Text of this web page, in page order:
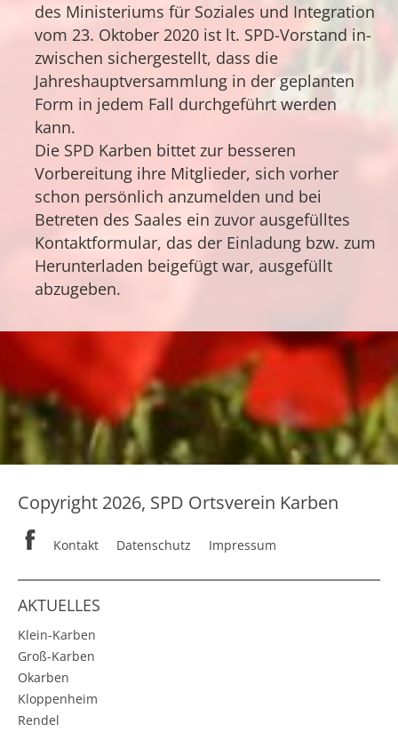
des Ministeriums für Soziales und Integration
vom 23. Oktober 2020 ist lt. SPD-Vorstand in-
zwischen sichergestellt, dass die
Jahreshauptversammlung in der geplanten
Form in jedem Fall durchgeführt werden
kann.
Die SPD Karben bittet zur besseren
Vorbereitung ihre Mitglieder, sich vorher
schon persönlich anzumelden und bei
Betreten des Saales ein zuvor ausgefülltes
Kontaktformular, das der Einladung bzw. zum
Herunterladen beigefügt war, ausgefüllt
abzugeben.
Copyright 2026, SPD Ortsverein Karben
Kontakt Datenschutz Impressum
AKTUELLES
Klein-Karben
Groß-Karben
Okarben
Kloppenheim
Rendel